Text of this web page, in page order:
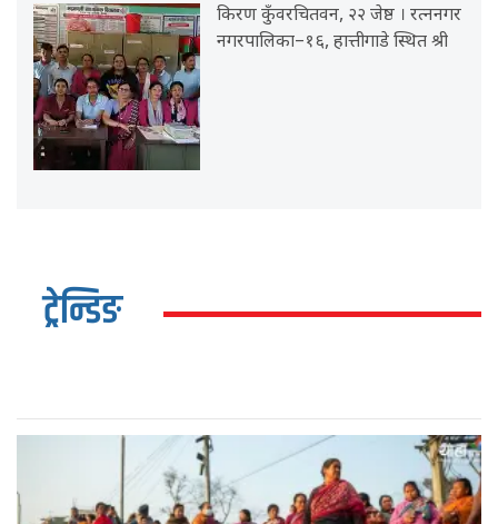
किरण कुँवरचितवन, २२ जेष्ठ । रत्ननगर
नगरपालिका–१६, हात्तीगाडे स्थित श्री
ट्रेन्डिङ